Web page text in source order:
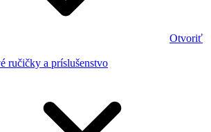
Otvoriť
ručičky a príslušenstvo